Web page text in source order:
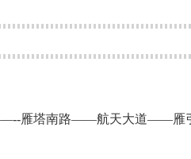
—--雁塔南路——航天大道——雁